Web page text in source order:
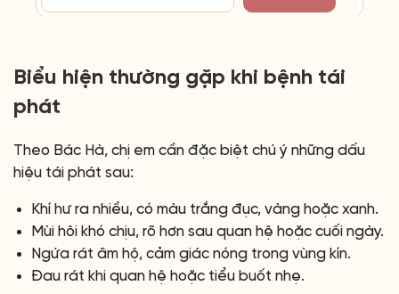
Biểu hiện thường gặp khi bệnh tái
phát
Theo Bác Hà, chị em cần đặc biệt chú ý những dấu
hiệu tái phát sau:
Khí hư ra nhiều, có màu trắng đục, vàng hoặc xanh.
Mùi hôi khó chịu, rõ hơn sau quan hệ hoặc cuối ngày.
Ngứa rát âm hộ, cảm giác nóng trong vùng kín.
Đau rát khi quan hệ hoặc tiểu buốt nhẹ.